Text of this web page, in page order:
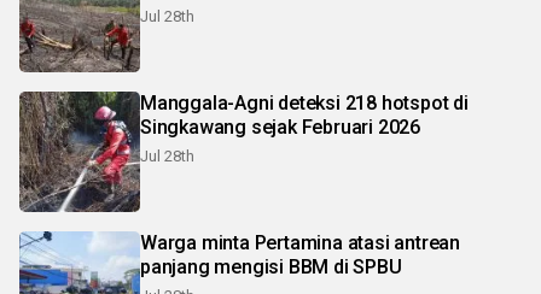
Jul 28th
Manggala-Agni deteksi 218 hotspot di
Singkawang sejak Februari 2026
Jul 28th
Warga minta Pertamina atasi antrean
panjang mengisi BBM di SPBU